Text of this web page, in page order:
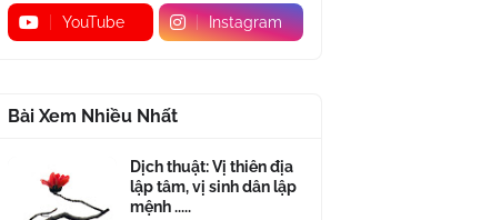
YouTube Instagram
Bài Xem Nhiều Nhất
Dịch thuật: Vị thiên địa
lập tâm, vị sinh dân lập
mệnh .....